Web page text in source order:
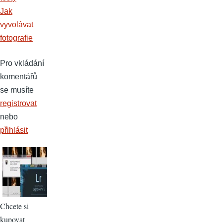
Jak
vyvolávat
fotografie
Pro vkládání
komentářů
se musíte
registrovat
nebo
přihlásit
Chcete si
kupovat